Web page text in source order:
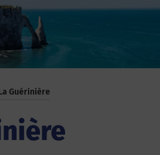
Guérinière